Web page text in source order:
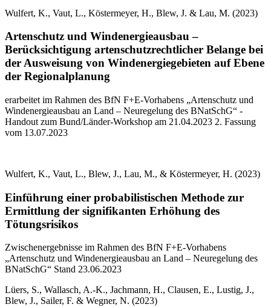
Wulfert, K., Vaut, L., Köstermeyer, H., Blew, J. & Lau, M. (2023)
Artenschutz und Windenergieausbau –
Berücksichtigung artenschutzrechtlicher Belange bei
der Ausweisung von Windenergiegebieten auf Ebene
der Regionalplanung
erarbeitet im Rahmen des BfN F+E-Vorhabens „Artenschutz und
Windenergieausbau an Land – Neuregelung des BNatSchG“ -
Handout zum Bund/Länder-Workshop am 21.04.2023 2. Fassung
vom 13.07.2023
Wulfert, K., Vaut, L., Blew, J., Lau, M., & Köstermeyer, H. (2023)
Einführung einer probabilistischen Methode zur
Ermittlung der signifikanten Erhöhung des
Tötungsrisikos
Zwischenergebnisse im Rahmen des BfN F+E-Vorhabens
„Artenschutz und Windenergieausbau an Land – Neuregelung des
BNatSchG“ Stand 23.06.2023
Lüers, S., Wallasch, A.-K., Jachmann, H., Clausen, E., Lustig, J.,
Blew, J., Sailer, F. & Wegner, N. (2023)